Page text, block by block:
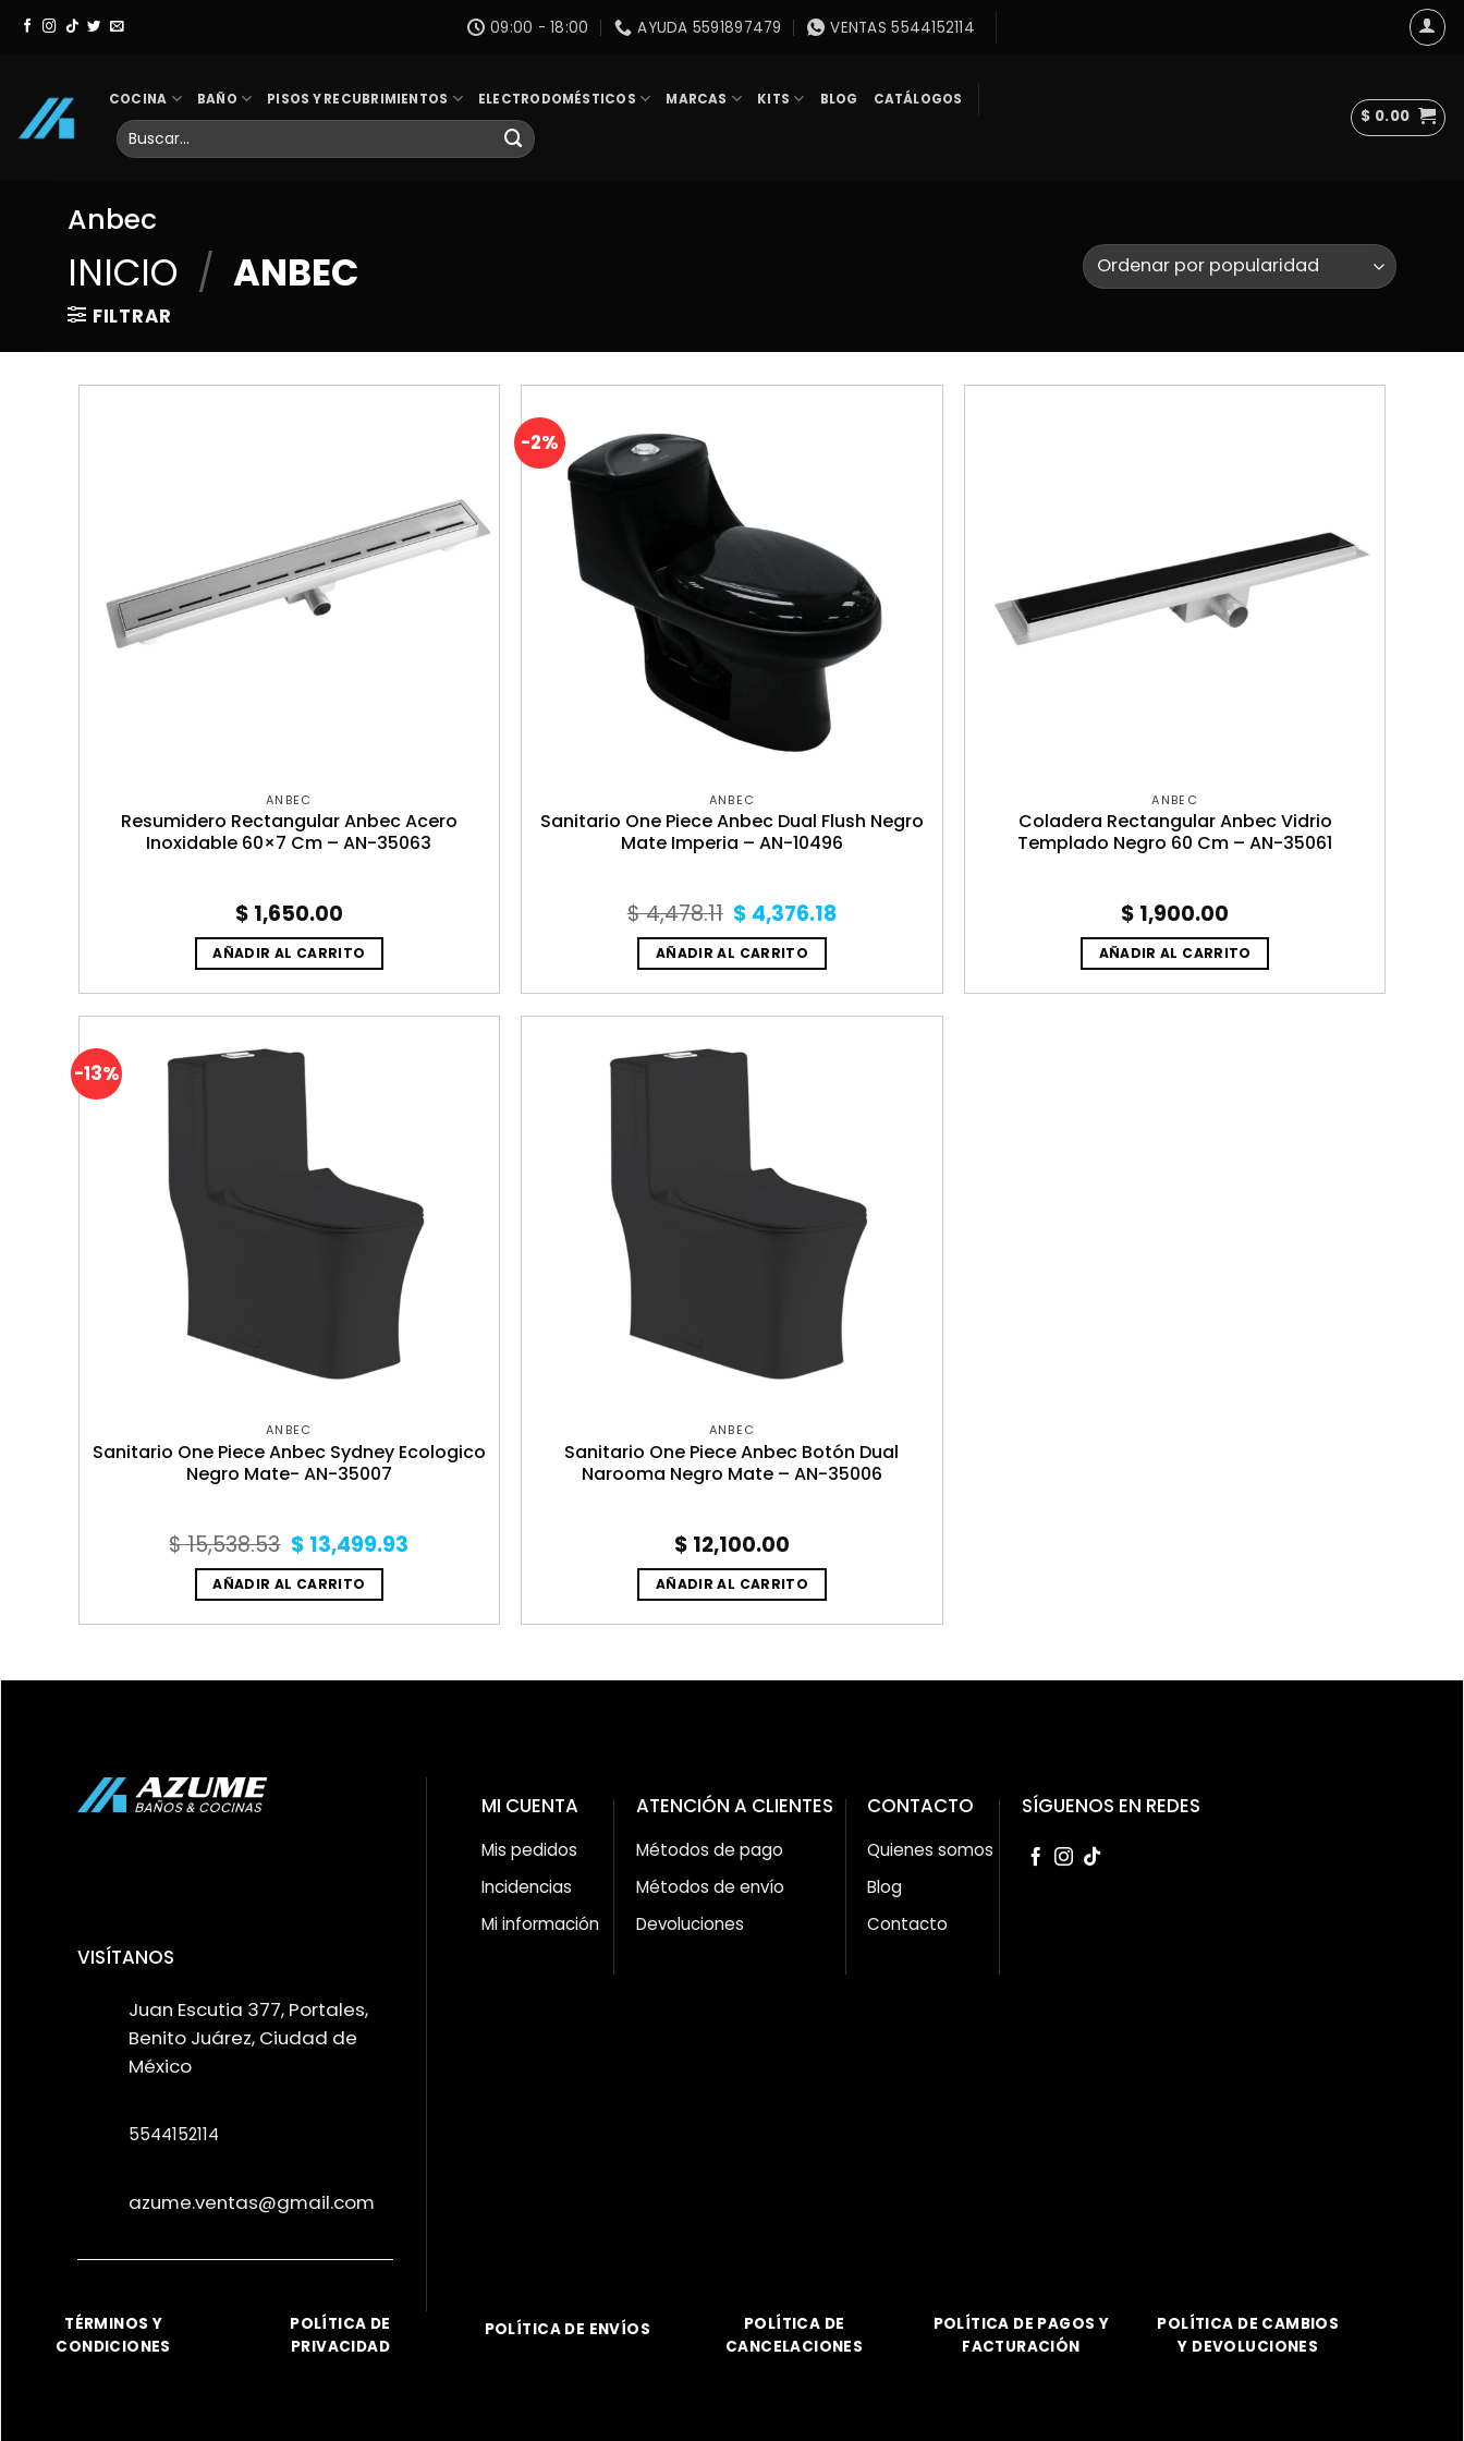
Skip
09:00 - 18:00 AYUDA 5591897479 VENTAS 5544152114
COCINA BAÑO PISOS Y RECUBRIMIENTOS ELECTRODOMÉSTICOS MARCAS KITS BLOG CATÁLOGOS
Buscar
por:
$ 0.00
Anbec
INICIO / ANBEC
FILTRAR
ANBEC
Resumidero Rectangular Anbec Acero
Inoxidable 60×7 Cm – AN-35063
$ 1,650.00
AÑADIR AL CARRITO
-2%
ANBEC
Sanitario One Piece Anbec Dual Flush Negro
Mate Imperia – AN-10496
$4,478.11 Original
price
was:
$ 4,478.11.
$ 4,376.18Current
AÑADIR AL CARRITO
ANBEC
Coladera Rectangular Anbec Vidrio
Templado Negro 60 Cm – AN-35061
$ 1,900.00
AÑADIR AL CARRITO
-13%
ANBEC
Sanitario One Piece Anbec Sydney Ecologico
Negro Mate- AN-35007
$15,538.53 Original
price
was:
$ 15,538.53.
$ 13,499.93
AÑADIR AL CARRITO
ANBEC
Sanitario One Piece Anbec Botón Dual
Narooma Negro Mate – AN-35006
$ 12,100.00
AÑADIR AL CARRITO
VISÍTANOS
Juan Escutia 377, Portales,
Benito Juárez, Ciudad de
México
5544152114
azume.ventas@gmail.com
MI CUENTA
Mis pedidos
Incidencias
Mi información
ATENCIÓN A CLIENTES
Métodos de pago
Métodos de envío
Devoluciones
CONTACTO
Quienes somos
Blog
Contacto
SÍGUENOS EN REDES
TÉRMINOS Y
CONDICIONES
POLÍTICA DE
PRIVACIDAD
POLÍTICA DE ENVÍOS
POLÍTICA DE
CANCELACIONES
POLÍTICA DE PAGOS Y
FACTURACIÓN
POLÍTICA DE CAMBIOS
Y DEVOLUCIONES